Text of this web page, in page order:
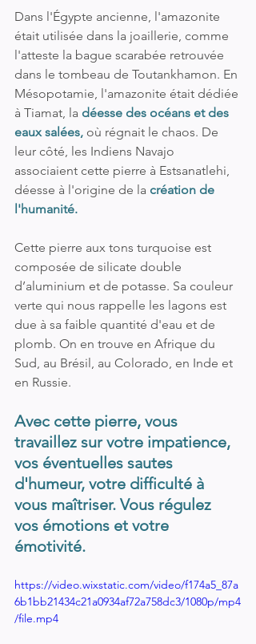
Dans l'Égypte ancienne, l'amazonite
était utilisée dans la joaillerie, comme
l'atteste la bague scarabée retrouvée
dans le tombeau de Toutankhamon. En
Mésopotamie, l'amazonite était dédiée
à Tiamat, la déesse des océans et des
eaux salées, où régnait le chaos. De
leur côté, les Indiens Navajo
associaient cette pierre à Estsanatlehi,
déesse à l'origine de la création de
l'humanité.
Cette pierre aux tons turquoise est
composée de silicate double
d’aluminium et de potasse. Sa couleur
verte qui nous rappelle les lagons est
due à sa faible quantité d'eau et de
plomb. On en trouve en Afrique du
Sud, au Brésil, au Colorado, en Inde et
en Russie.
Avec cette pierre, vous
travaillez sur votre impatience,
vos éventuelles sautes
d'humeur, votre difficulté à
vous maîtriser. Vous régulez
vos émotions et votre
émotivité.
https://video.wixstatic.com/video/f174a5_87a
6b1bb21434c21a0934af72a758dc3/1080p/mp4
/file.mp4